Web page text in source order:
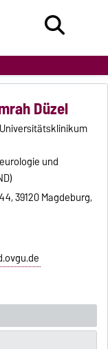
Düzel
und
39120 Magdeburg,